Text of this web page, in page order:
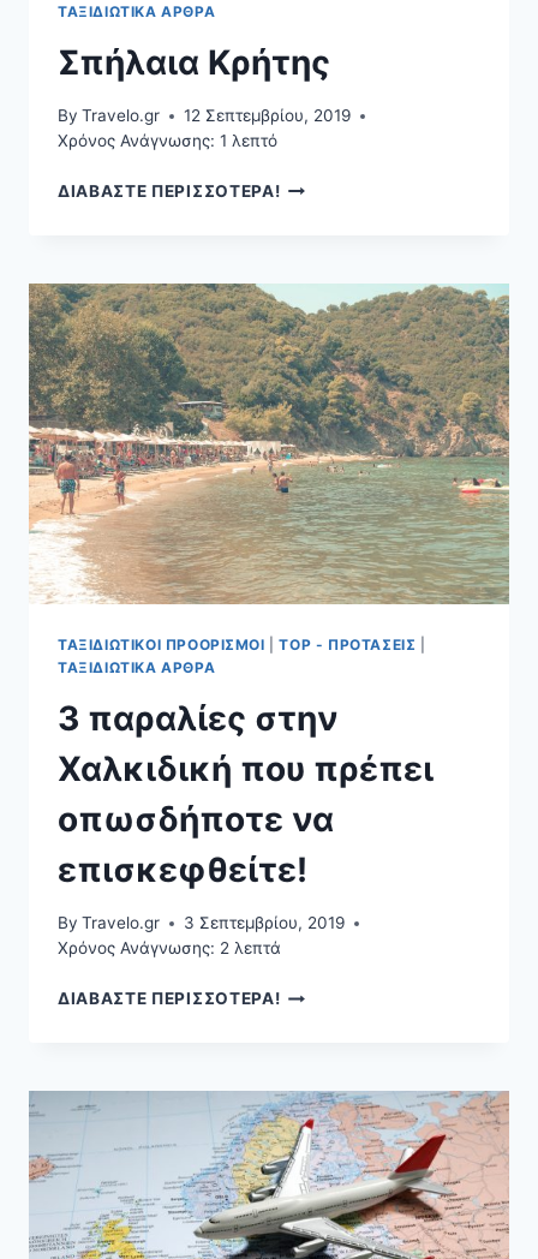
ΤΑΞΙΔΙΩΤΙΚΆ ΆΡΘΡΑ
Σπήλαια Κρήτης
By Travelo.gr
12 Σεπτεμβρίου, 2019
Χρόνος Ανάγνωσης: 1 λεπτό
ΔΙΑΒΑΣΤΕ ΠΕΡΙΣΣΟΤΕΡΑ!ΣΠΉΛΑΙΑ
ΤΑΞΙΔΙΩΤΙΚΟΊ ΠΡΟΟΡΙΣΜΟΊ |TOP - ΠΡΟΤΆΣΕΙΣ
ΤΑΞΙΔΙΩΤΙΚΆ ΆΡΘΡΑ
3 παραλίες στην
Χαλκιδική που πρέπει
οπωσδήποτε να
επισκεφθείτε!
By Travelo.gr
3 Σεπτεμβρίου, 2019
Χρόνος Ανάγνωσης: 2 λεπτά
ΔΙΑΒΑΣΤΕ ΠΕΡΙΣΣΟΤΕΡΑ!3
ΠΟΥ
ΠΡΈΠΕΙ
ΟΠΩΣΔΉΠΟΤΕ
ΝΑ
ΕΠΙΣΚΕΦΘΕΊΤΕ!